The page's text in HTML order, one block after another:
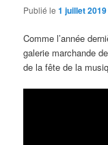
Publié le1 juillet 2019
Comme l’année
galerie marchande
de la fête de la